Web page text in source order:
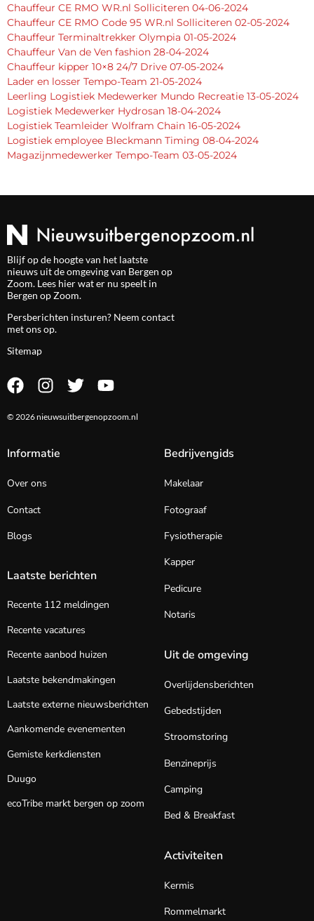
Chauffeur CE RMO WR.nl Solliciteren 04-06-2024
Chauffeur CE RMO Code 95 WR.nl Solliciteren 02-05-2024
Chauffeur Terminaltrekker Olympia 01-05-2024
Chauffeur Van de Ven fashion 28-04-2024
Chauffeur kipper 10×8 24/7 Drive 07-05-2024
Lader en losser Tempo-Team 21-05-2024
Leerling Logistiek Medewerker Mundo Recreatie 13-05-2024
Logistiek Medewerker Hydrosan 18-04-2024
Logistiek Teamleider Wolfram Chain 16-05-2024
Logistiek employee Bleckmann Timing 08-04-2024
Magazijnmedewerker Tempo-Team 03-05-2024
Blijf op de hoogte van het laatste
nieuws uit de omgeving van Bergen op
Zoom. Lees hier wat er nu speelt in
Bergen op Zoom.
Persberichten insturen? Neem contact
met ons op.
Sitemap
© 2026 nieuwsuitbergenopzoom.nl
Informatie
Over ons
Contact
Blogs
Laatste berichten
Recente 112 meldingen
Recente vacatures
Recente aanbod huizen
Laatste bekendmakingen
Laatste externe nieuwsberichten
Aankomende evenementen
Gemiste kerkdiensten
Duugo
ecoTribe markt bergen op zoom
Bedrijvengids
Makelaar
Fotograaf
Fysiotherapie
Kapper
Pedicure
Notaris
Uit de omgeving
Overlijdensberichten
Gebedstijden
Stroomstoring
Benzineprijs
Camping
Bed & Breakfast
Activiteiten
Kermis
Rommelmarkt